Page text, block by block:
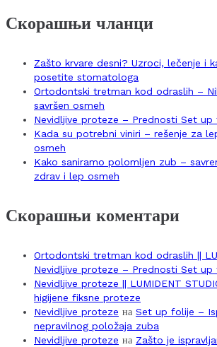
Скорашњи чланци
Zašto krvare desni? Uzroci, lečenje i
posetite stomatologa
Ortodontski tretman kod odraslih –
savršen osmeh
Nevidljive proteze – Prednosti Set up
Kada su potrebni viniri – rešenje za
osmeh
Kako saniramo polomljen zub –
zdrav i lep osmeh
Скорашњи коментари
Ortodontski tretman kod odraslih ||
Nevidljive proteze – Prednosti Set up
Nevidljive proteze || LUMIDENT
higijene fiksne proteze
Nevidljive proteze на Set up folije –
nepravilnog položaja zuba
Nevidljive proteze на Zašto je